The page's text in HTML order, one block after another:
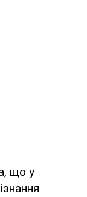
що у